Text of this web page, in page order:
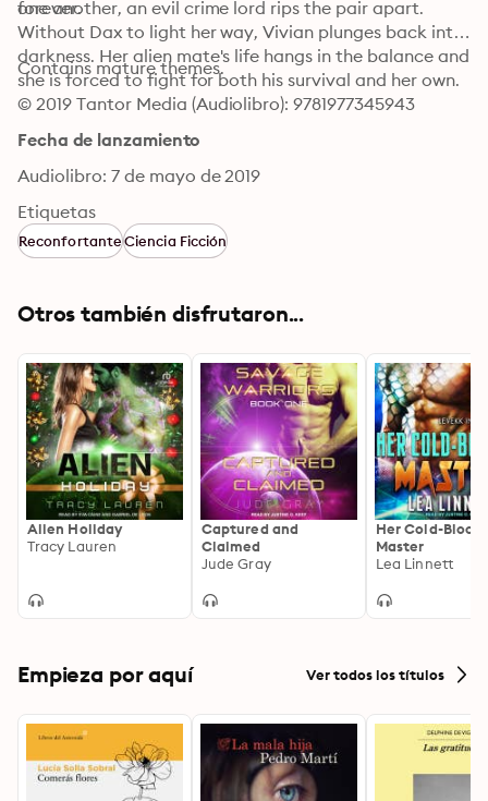
forever.
one another, an evil crime lord rips the pair apart.
Without Dax to light her way, Vivian plunges back into
darkness. Her alien mate's life hangs in the balance and
she is forced to fight for both his survival and her own.
Contains mature themes.
© 2019 Tantor Media (Audiolibro): 9781977345943
Fecha de lanzamiento
Audiolibro: 7 de mayo de 2019
Etiquetas
ReconfortanteCiencia Ficción
Otros también disfrutaron...
Alien Holiday
Tracy Lauren
Captured and
Claimed
Jude Gray
Her Cold-
Master
Lea Linnett
Empieza por aquí Ver todos los títulos